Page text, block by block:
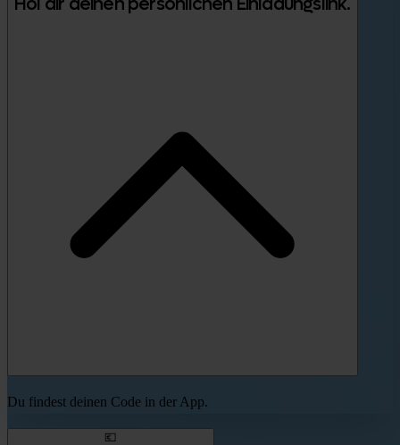
Du findest deinen Code in der App.
💶